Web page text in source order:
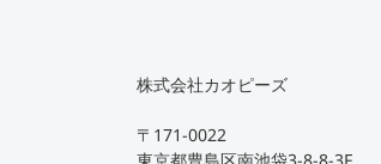
株式会社カオピーズ
〒171-0022
東京都豊島区南池袋3-8-8-3F